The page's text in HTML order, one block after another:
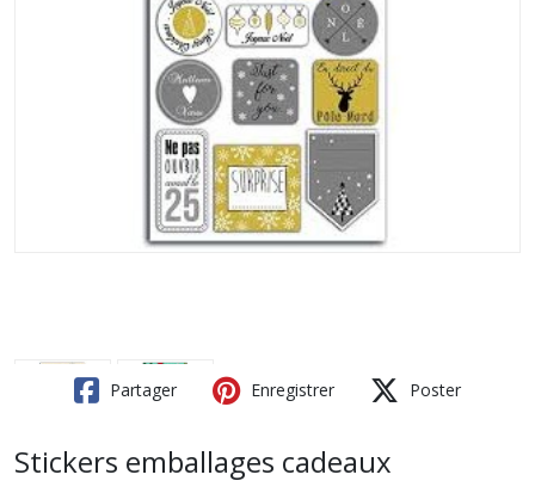
Partager Enregistrer Poster
Stickers emballages cadeaux